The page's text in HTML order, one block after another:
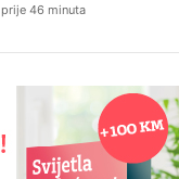
prije 46 minuta